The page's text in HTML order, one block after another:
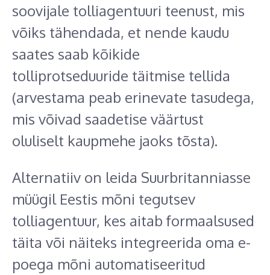
soovijale tolliagentuuri teenust, mis
võiks tähendada, et nende kaudu
saates saab kõikide
tolliprotseduuride täitmise tellida
(arvestama peab erinevate tasudega,
mis võivad saadetise väärtust
oluliselt kaupmehe jaoks tõsta).
Alternatiiv on leida Suurbritanniasse
müügil Eestis mõni tegutsev
tolliagentuur, kes aitab formaalsused
täita või näiteks integreerida oma e-
poega mõni automatiseeritud